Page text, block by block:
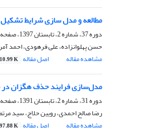
مطالعه و مدل سازی شرایط
دوره 37، شماره 2، تابستان 1397، صفحه
حسن پهلوانزاده، علی فرهودی، احمد
مشاهده مقاله
اصل مقاله K
مدل‌سازی فرایند حذف هگزان در
دوره 31، شماره 2، تابستان 1391، صفحه
رضا صالح احمدی، رویین حلاج، سید